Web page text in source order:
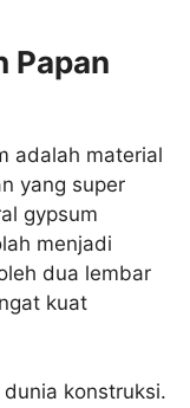
Papan
adalah material
yang super
gypsum
menjadi
dua lembar
kuat
konstruksi.